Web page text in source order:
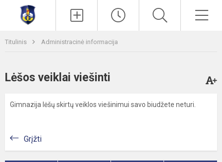
Titulinis Administracinė informacija
Lėšos veiklai viešinti
Gimnazija lėšų skirtų veiklos viešinimui savo biudžete neturi.
Grįžti